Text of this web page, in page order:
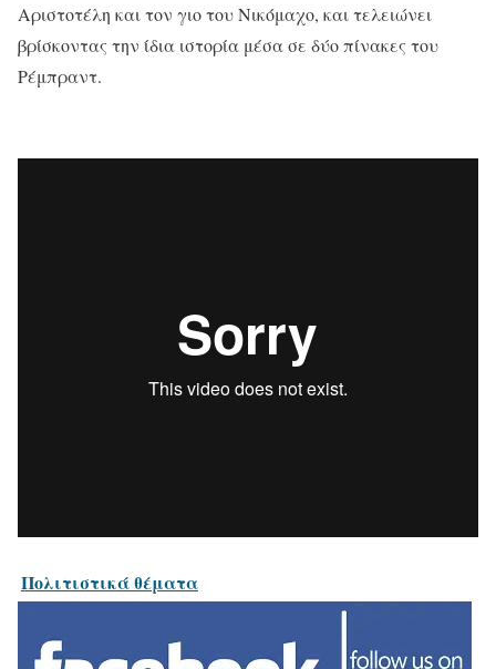
Αριστοτέλη και τον γιο του Νικόμαχο, και τελειώνει
βρίσκοντας την ίδια ιστορία μέσα σε δύο πίνακες του
Ρέμπραντ.
Πολιτιστικά θέματα